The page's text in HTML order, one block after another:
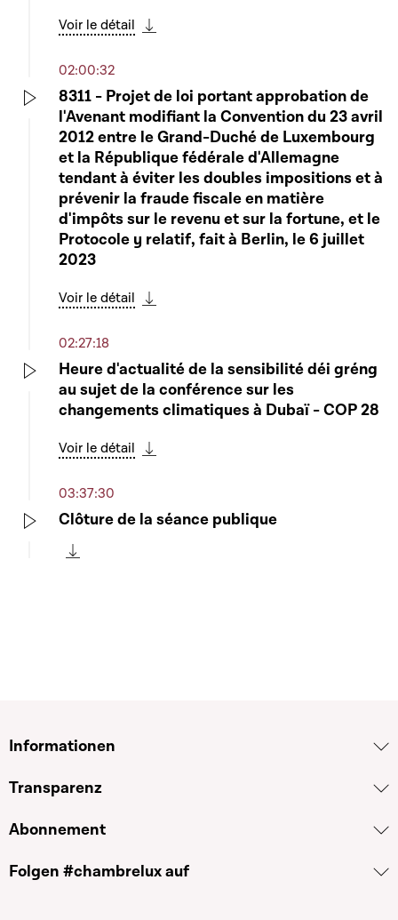
Voir le détail
02:00:32
8311 - Projet de loi portant approbation de
l'Avenant modifiant la Convention du 23 avril
2012 entre le Grand-Duché de Luxembourg
et la République fédérale d'Allemagne
tendant à éviter les doubles impositions et à
prévenir la fraude fiscale en matière
d'impôts sur le revenu et sur la fortune, et le
Protocole y relatif, fait à Berlin, le 6 juillet
2023
Voir le détail
02:27:18
Heure d'actualité de la sensibilité déi gréng
au sujet de la conférence sur les
changements climatiques à Dubaï - COP 28
Voir le détail
03:37:30
Clôture de la séance publique
Informationen
Transparenz
Abonnement
Folgen #chambrelux auf